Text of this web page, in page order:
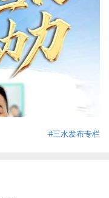
#三水发布专栏